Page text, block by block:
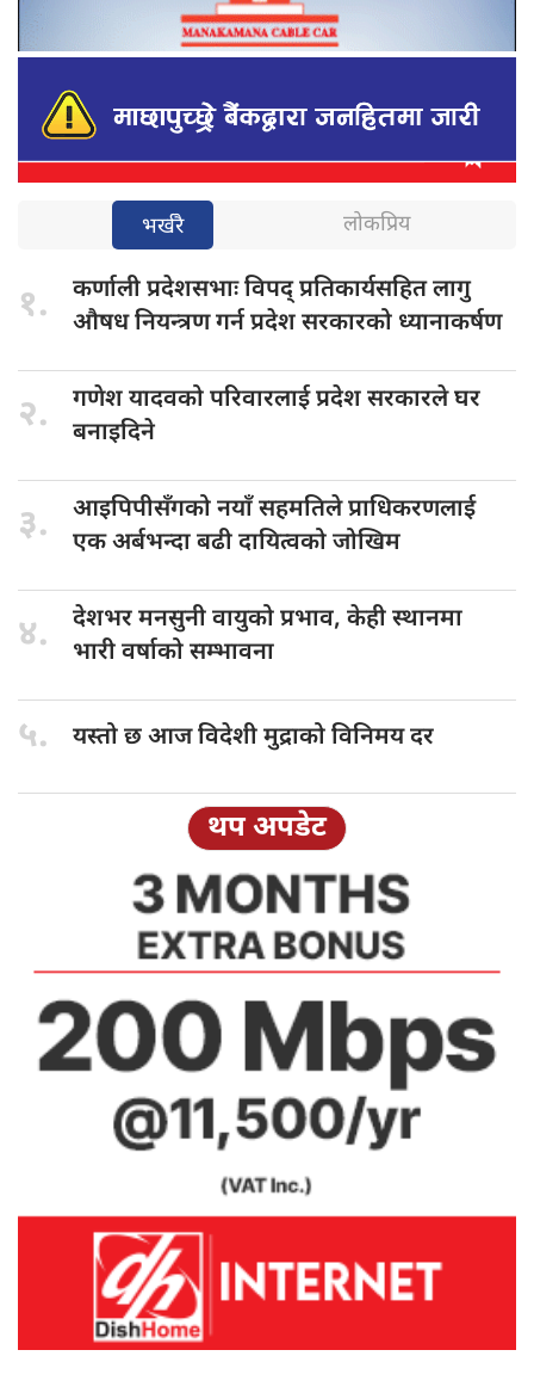
भर्खरै लोकप्रिय
१. कर्णाली प्रदेशसभाःविपद् प्रतिकार्यसहित लागु
औषध नियन्त्रण गर्न प्रदेश सरकारको ध्यानाकर्षण
२. गणेश यादवकोपरिवारलाई प्रदेश सरकारले घर
बनाइदिने
३. आइपिपीसँगको नयाँसहमतिले प्राधिकरणलाई
एक अर्बभन्दा बढी दायित्वको जोखिम
४. देशभर मनसुनीवायुको प्रभाव, केही स्थानमा
भारी वर्षाको सम्भावना
५. यस्तो छआज विदेशी मुद्राको विनिमय दर
थप अपडेट